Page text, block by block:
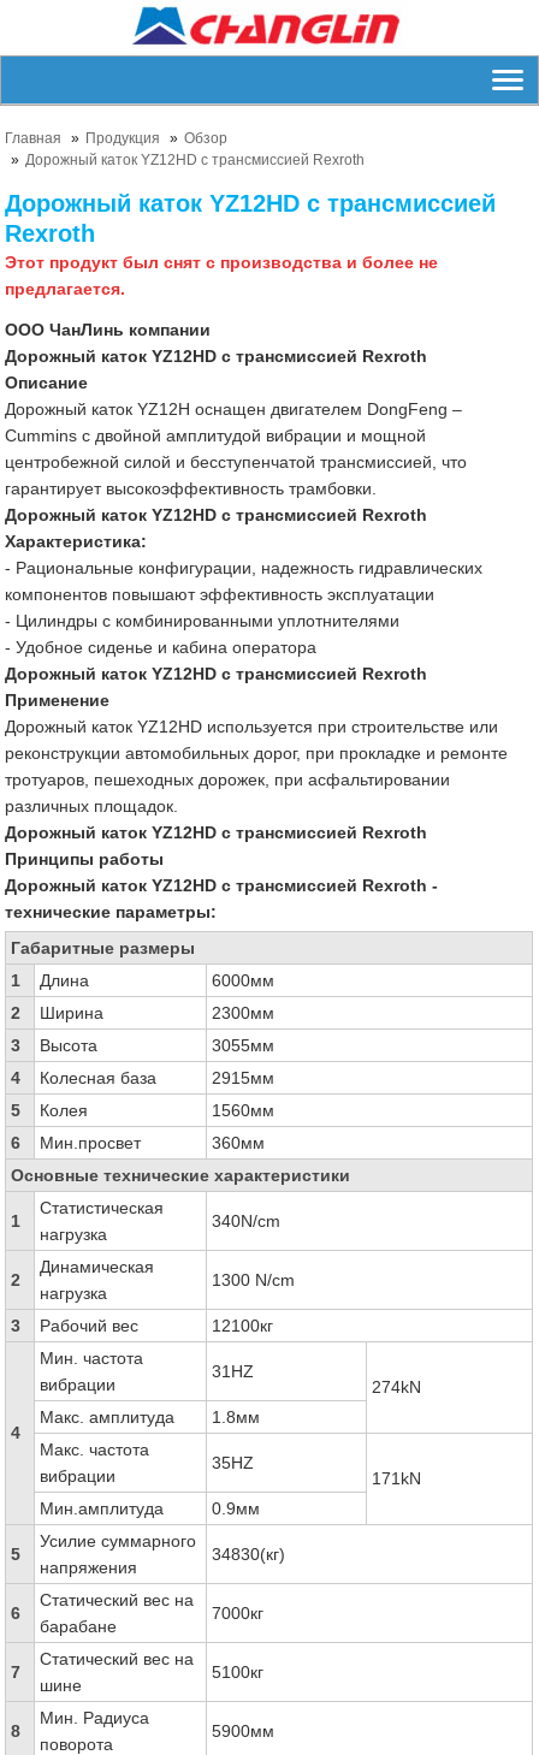
Главная Продукция
Обзор
Дорожный каток YZ12HD с трансмиссией Rexroth
Дорожный каток YZ12HD с трансмиссией
Rexroth
Этот продукт был снят с производства и более не
предлагается.
ООО ЧанЛинь компании
Дорожный каток YZ12HD с трансмиссией Rexroth
Описание
Дорожный каток YZ12H оснащен двигателем DongFeng –
Cummins с двойной амплитудой вибрации и мощной
центробежной силой и бесступенчатой трансмиссией, что
гарантирует высокоэффективность трамбовки.
Дорожный каток YZ12HD с трансмиссией Rexroth
Характеристика:
- Рациональные конфигурации, надежность гидравлических
компонентов повышают эффективность эксплуатации
- Цилиндры с комбинированными уплотнителями
- Удобное сиденье и кабина оператора
Дорожный каток YZ12HD с трансмиссией Rexroth
Применение
Дорожный каток YZ12HD используется при строительстве или
реконструкции автомобильных дорог, при прокладке и ремонте
тротуаров, пешеходных дорожек, при асфальтировании
различных площадок.
Дорожный каток YZ12HD с трансмиссией Rexroth
Принципы работы
Дорожный каток YZ12HD с трансмиссией Rexroth -
технические параметры:
Габаритные размеры
1
Длина
6000мм
2
Ширина
2300мм
3
Высота
3055мм
4
Колесная база
2915мм
5
Колея
1560мм
6
Мин.просвет
360мм
Основные технические характеристики
1
Статистическая
нагрузка
340N/cm
2
Динамическая
нагрузка
1300 N/cm
3 Рабочий вес 12100кг
4
Мин. частота
вибрации
31HZ
274kN
Макс. амплитуда
1.8мм
Макс. частота
вибрации
35HZ
171kN
Мин.амплитуда
0.9мм
5
Усилие суммарного
напряжения
34830(кг)
6
Статический вес на
барабане
7000кг
7
Статический вес на
шине
5100кг
8
Мин. Радиуса
поворота
5900мм